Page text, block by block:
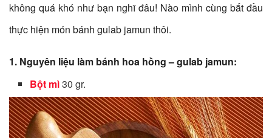
không quá khó như bạn nghĩ đâu! Nào mình cùng bắt đầu
thực hiện món bánh gulab jamun thôi.
1. Nguyên liệu làm bánh hoa hồng – gulab jamun:
Bột mì30 gr.